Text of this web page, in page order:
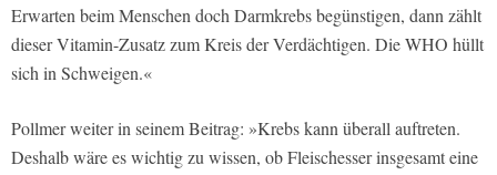
Erwarten beim Menschen doch Darmkrebs begünstigen, dann zählt
dieser Vitamin-Zusatz zum Kreis der Verdächtigen. Die WHO hüllt
sich in Schweigen.«
Pollmer weiter in seinem Beitrag: »Krebs kann überall auftreten.
Deshalb wäre es wichtig zu wissen, ob Fleischesser insgesamt eine